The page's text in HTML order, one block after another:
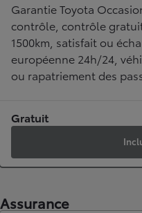
Garantie Toyota
contrôle, contrôle
1500km, satisfait ou
européenne 24h/24,
ou rapatriement des
Gratuit
Assurance